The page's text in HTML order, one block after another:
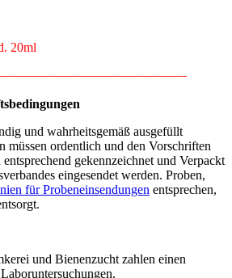
20ml
und wahrheitsgemäß ausgefüllt
müssen ordentlich und den Vorschriften
gekennzeichnet und Verpackt
eingesendet werden. Proben,
für Probeneinsendungen entsprechen,
und Bienenzucht zahlen einen